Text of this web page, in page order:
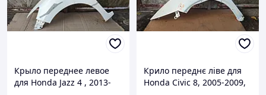
Крыло переднее левое
для Honda Jazz 4 , 2013-
Крило переднє ліве для
Honda Civic 8, 2005-2009,